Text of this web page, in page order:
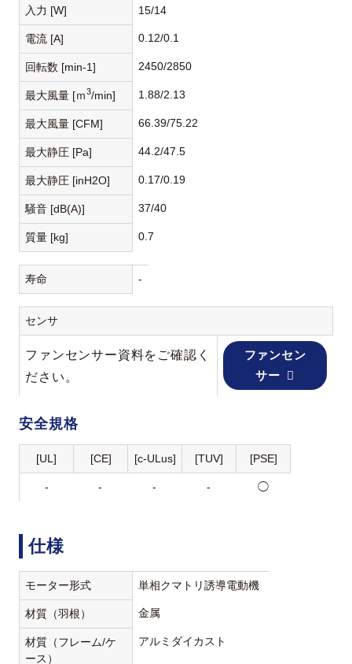
入力 [W] 15/14
電流 [A] 0.12/0.1
回転数 [min-1] 2450/2850
最大風量 [ｍ3/min] 1.88/2.13
最大風量 [CFM] 66.39/75.22
最大静圧 [Pa] 44.2/47.5
最大静圧 [inH2O] 0.17/0.19
騒音 [dB(A)] 37/40
質量 [kg] 0.7
寿命 -
センサ
ファンセンサー資料をご確認く
ださい。
ファンセン
サー
安全規格
[UL] [CE] [c-ULus] [TUV] [PSE]
- - - - ◯
仕様
モーター形式 単相クマトリ誘導電動機
材質（羽根） 金属
材質（フレーム/ケ
ース）
アルミダイカスト